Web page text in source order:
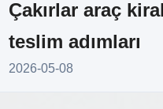
Çakırlar araç
teslim adımları
2026-05-08